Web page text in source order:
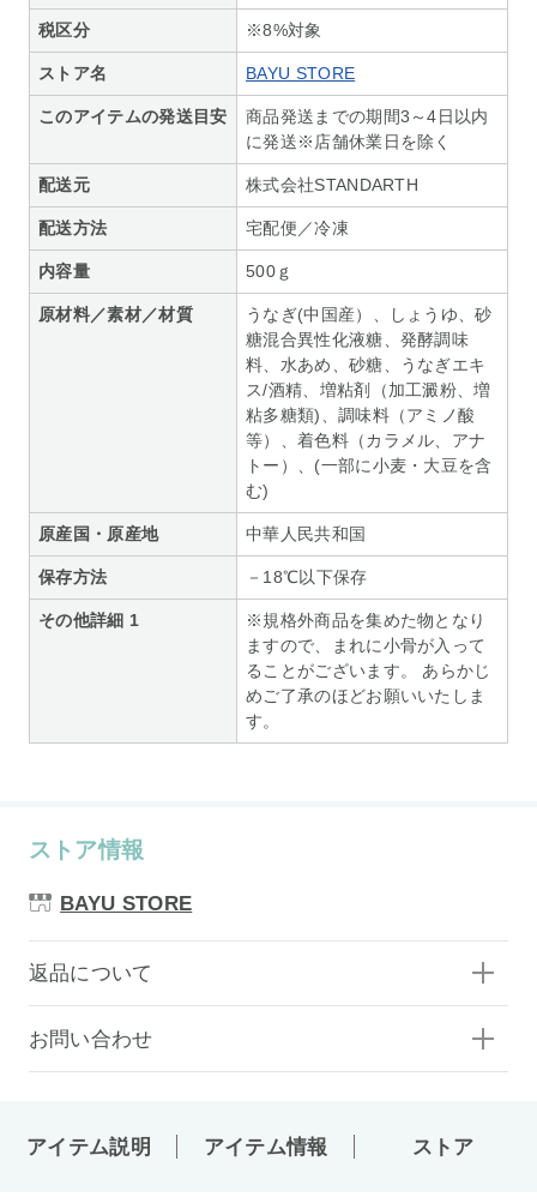
税区分 ※8%対象
ストア名 BAYU STORE
このアイテムの発送目安
商品発送までの期間3～4日以内
に発送※店舗休業日を除く
配送元 株式会社STANDARTH
配送方法 宅配便／冷凍
内容量 500ｇ
原材料／素材／材質
うなぎ(中国産）、しょうゆ、砂
糖混合異性化液糖、発酵調味
料、水あめ、砂糖、うなぎエキ
ス/酒精、増粘剤（加工澱粉、増
粘多糖類)、調味料（アミノ酸
等）、着色料（カラメル、アナ
トー）、(一部に小麦・大豆を含
む)
原産国・原産地 中華人民共和国
保存方法 －18℃以下保存
その他詳細 1
※規格外商品を集めた物となり
ますので、まれに小骨が入って
ることがございます。 あらかじ
めご了承のほどお願いいたしま
す。
ストア情報
BAYU STORE
返品について
お問い合わせ
アイテム説明 アイテム情報 ストア